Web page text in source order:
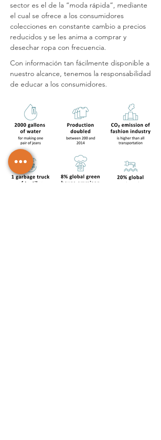
sector es el de la “moda rápida”, mediante
el cual se ofrece a los consumidores
colecciones en constante cambio a precios
reducidos y se les anima a comprar y
desechar ropa con frecuencia.
Con información tan fácilmente disponible a
nuestro alcance, tenemos la responsabilidad
de educar a los consumidores.